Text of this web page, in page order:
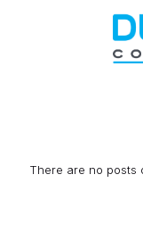
There are no posts